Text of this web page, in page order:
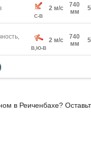
С-В
2 м/с
740
мм
В,Ю-В
2 м/с
740
мм
в Реиченбахе?